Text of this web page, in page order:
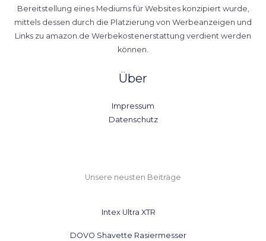
Bereitstellung eines Mediums für Websites konzipiert wurde,
mittels dessen durch die Platzierung von Werbeanzeigen und
Links zu amazon.de Werbekostenerstattung verdient werden
können.
Über
Impressum
Datenschutz
Unsere neusten Beiträge
Intex Ultra XTR
DOVO Shavette Rasiermesser